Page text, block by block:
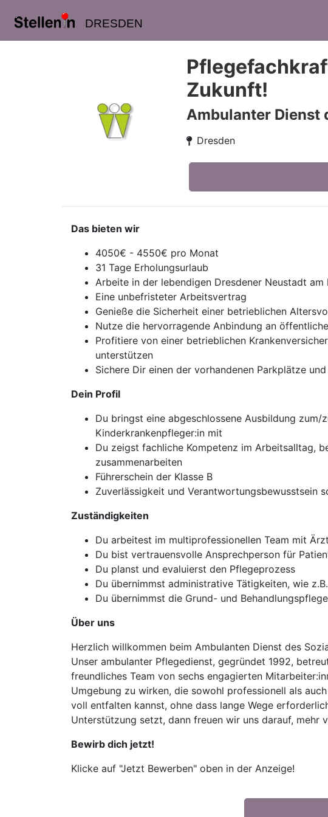
DRESDEN
Zukunft!
Ambulanter Dienst
Dresden
Das bieten wir
4050€ - 4550€ pro Monat
31 Tage Erholungsurlaub
Arbeite in der lebendigen Dresdener Neustadt
Eine unbefristeter Arbeitsvertrag
Genieße die Sicherheit einer betrieblichen
Nutze die hervorragende Anbindung an
Profitiere von einer betrieblichen
unterstützen
Sichere Dir einen der vorhandenen Parkplätze
Dein Profil
Du bringst eine abgeschlossene Ausbildung
Kinderkrankenpfleger:in mit
Du zeigst fachliche Kompetenz im Arbeitsalltag,
zusammenarbeiten
Führerschein der Klasse B
Zuverlässigkeit und Verantwortungsbewusstsein
Zuständigkeiten
Du arbeitest im multiprofessionellen Team mit
Du bist vertrauensvolle Ansprechperson für
Du planst und evaluierst den Pflegeprozess
Du übernimmst administrative Tätigkeiten, wie
Du übernimmst die Grund- und
Über uns
Herzlich willkommen beim Ambulanten Dienst des
Unser ambulanter Pflegedienst, gegründet 1992,
freundliches Team von sechs engagierten
Umgebung zu wirken, die sowohl professionell als
voll entfalten kannst, ohne dass lange Wege
Unterstützung setzt, dann freuen wir uns darauf, mehr
Bewirb dich jetzt!
Klicke auf "Jetzt Bewerben" oben in der Anzeige!